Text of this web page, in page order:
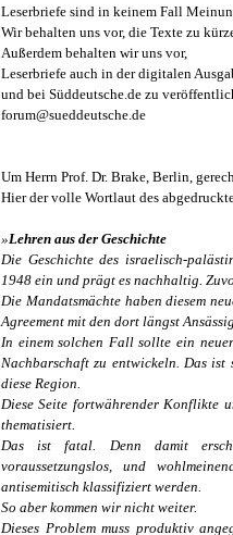
Leserbriefe sind in keinem Fall
Wir behalten uns vor, die Texte zu
Außerdem behalten wir uns vor,
Leserbriefe auch in der digitalen
und bei Süddeutsche.de zu
forum@sueddeutsche.de
Um Herrn Prof. Dr. Brake, Berlin,
Hier der volle Wortlaut des
»Lehren aus der Geschichte
Die Geschichte des israelisch-
1948 ein und prägt es nachhaltig.
Die Mandatsmächte haben diesem
Agreement mit den dort längst
In einem solchen Fall sollte ein
Nachbarschaft zu entwickeln. Das ist
diese Region.
Diese Seite fortwährender Konflikte
thematisiert.
Das ist fatal. Denn damit
voraussetzungslos, und
antisemitisch klassifiziert werden.
So aber kommen wir nicht weiter.
Dieses Problem muss produktiv